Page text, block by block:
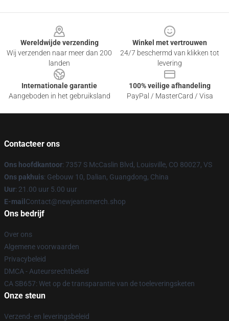
Wereldwijde verzending
Wij verzenden naar meer dan 200
landen
Winkel met vertrouwen
24/7 beschermd van klikken tot
levering
Internationale garantie
Aangeboden in het gebruiksland
100% veilige afhandeling
PayPal / MasterCard / Visa
Contacteer ons
Ons hoofdkantoor: 7357 S McCaslin Blvd, Louisville, CO 80027, VS
Ons pakhuis: Gebouw 10, Dalian, Guangdong, China
Uur: 21.00 uur 5.00 uur
E-mail Contact@newjeansmerch.shop
Ons bedrijf
Over ons
Algemene voorwaarden
Privacybeleid
DMCA - Auteursrechtbeleid
CA SB657: Wet op de transparantie van de toeleveringsketen
Onze steun
Verzend- en leveringsbeleid